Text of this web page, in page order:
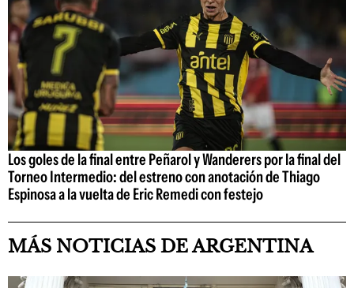
Los goles de la final entre Peñarol y Wanderers por la final del
Torneo Intermedio: del estreno con anotación de Thiago
Espinosa a la vuelta de Eric Remedi con festejo
MÁS NOTICIAS DE ARGENTINA